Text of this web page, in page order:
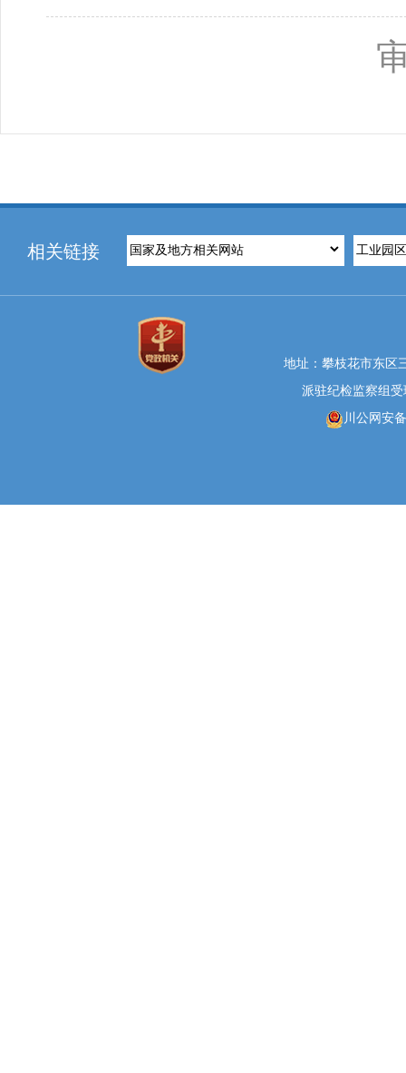
相关链接
地址：攀枝花市东区
派驻纪检监察组受
川公网安